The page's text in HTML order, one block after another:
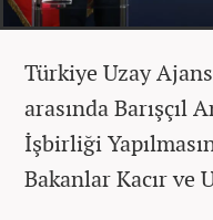
Türkiye Uzay
arasında Barışçıl
İşbirliği
Bakanlar Kacır ve